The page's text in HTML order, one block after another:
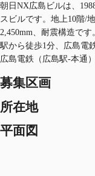
朝日NX広島ビルは、
スビルです。地上10階/
2,450mm、耐震構造で
駅から徒歩1分、広島電
広島電鉄（広島駅-本通
募集区画
所在地
平面図